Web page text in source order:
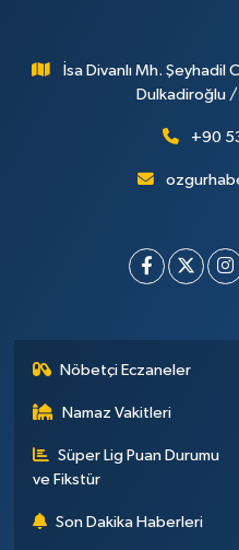
İsa Divanlı Mh.
Dulkadiroğlu /
+90
Nöbetçi Eczaneler
Namaz Vakitleri
Süper Lig Puan Durumu
ve Fikstür
Son Dakika Haberleri